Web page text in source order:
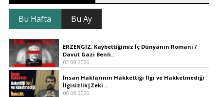
Bu Hafta Bu Ay
ERZENGİZ: Kaybettiğimiz İç Dünyanın Romanı /
Davut Gazi Benli..
02.08.2026
İnsan Haklarının Hakkettiği İlgi ve Hakketmediği
İlgisizlik|Zeki ..
06.08.2026